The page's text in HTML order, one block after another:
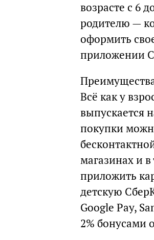
возрасте с 6
родителю —
оформить
приложении
Всё как у
выпускается
покупки
магазинах и в
приложить
детскую
Google Pay,
2% бонусами